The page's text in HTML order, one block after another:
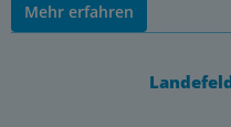
Mehr erfahren